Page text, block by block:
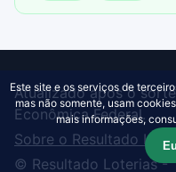
Atualizado após o
Econômica Federal.
Sobre o Resultado
© Resultado Loterias -
Este site e os serviços de
mas não somente, usam
mais informações,